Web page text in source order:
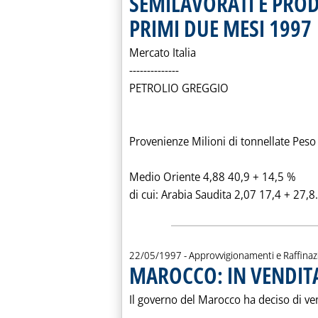
PRIMI DUE MESI 1997
Mercato Italia
--------------
PETROLIO GREGGIO
Provenienze Milioni di tonnellate
Medio Oriente 4,88 40,9 + 14,5 %
di cui: Arabia Saudita 2,07 17,4 +
22/05/1997 - Approvvigionamenti e
MAROCCO: IN
Il governo del Marocco ha deciso di